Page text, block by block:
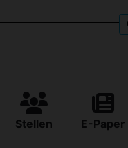
Stellen E-Paper